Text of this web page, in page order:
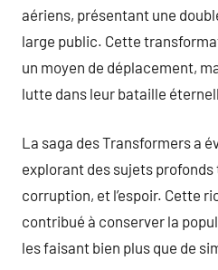
aériens, présentant une
large public. Cette
un moyen de déplacement,
lutte dans leur bataille
La saga des Transformers a
explorant des sujets
corruption, et l’espoir. Cette
contribué à conserver la
les faisant bien plus que de